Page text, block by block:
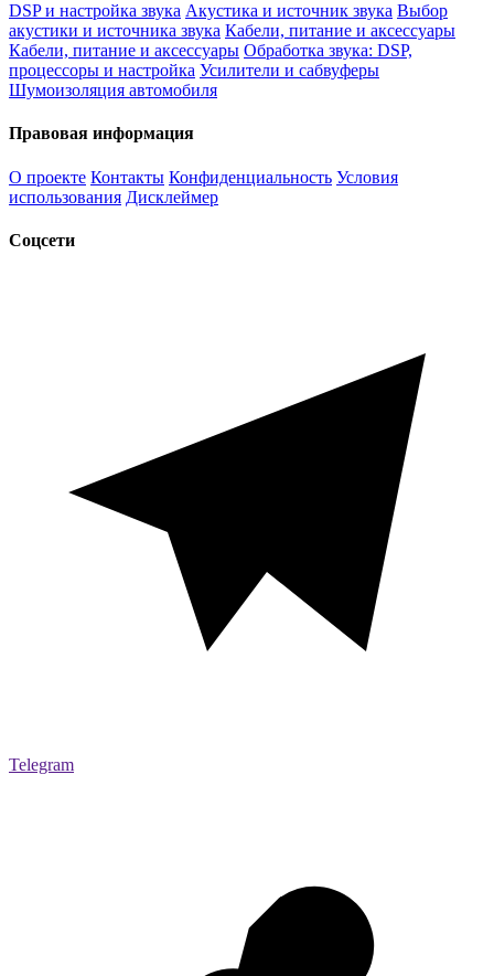
DSP и настройка звука Акустика и источник звука Выбор
акустики и источника звука Кабели, питание и аксессуары
Кабели, питание и аксессуары Обработка звука: DSP,
процессоры и настройка Усилители и сабвуферы
Шумоизоляция автомобиля
Правовая информация
О проекте Контакты Конфиденциальность Условия
использования Дисклеймер
Соцсети
Telegram